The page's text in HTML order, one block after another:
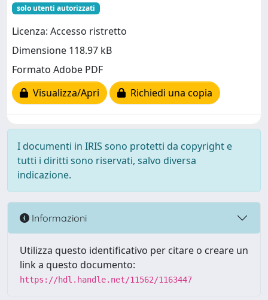
solo utenti autorizzati
Licenza: Accesso ristretto
Dimensione 118.97 kB
Formato Adobe PDF
Visualizza/Apri
Richiedi una copia
I documenti in IRIS sono protetti da copyright e
tutti i diritti sono riservati, salvo diversa
indicazione.
Informazioni
Utilizza questo identificativo per citare o creare un
link a questo documento:
https://hdl.handle.net/11562/1163447